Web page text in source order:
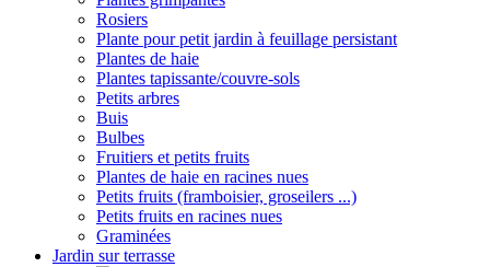
Rosiers
Plante pour petit jardin à feuillage persistant
Plantes de haie
Plantes tapissante/couvre-sols
Petits arbres
Buis
Bulbes
Fruitiers et petits fruits
Plantes de haie en racines nues
Petits fruits (framboisier, groseilers ...)
Petits fruits en racines nues
Graminées
Jardin sur terrasse